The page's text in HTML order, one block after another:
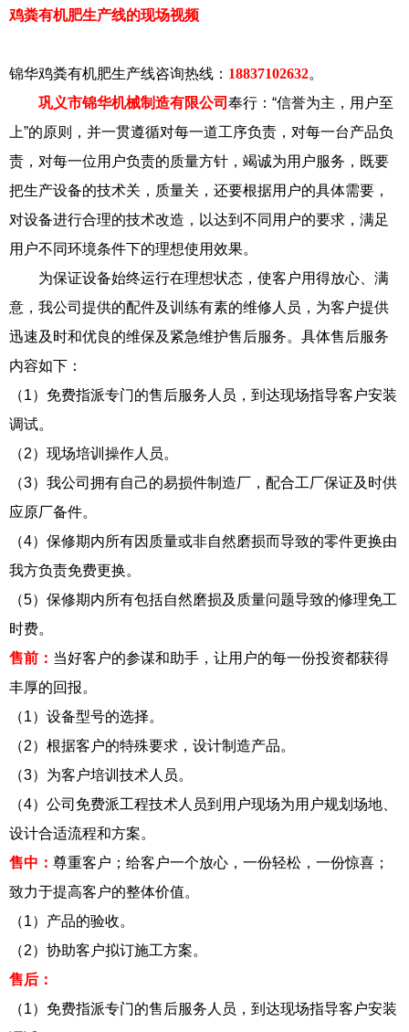
鸡粪有机肥生产线的现场视频
锦华鸡粪有机肥生产线咨询热线： 18837102632。
巩义市锦华机械制造有限公司 奉行：“信誉为主，用户至
上”的原则，并一贯遵循对每一道工序负责，对每一台产品负
责，对每一位用户负责的质量方针，竭诚为用户服务，既要
把生产设备的技术关，质量关，还要根据用户的具体需要，
对设备进行合理的技术改造，以达到不同用户的要求，满足
用户不同环境条件下的理想使用效果。
为保证设备始终运行在理想状态，使客户用得放心、满
意，我公司提供的配件及训练有素的维修人员，为客户提供
迅速及时和优良的维保及紧急维护售后服务。具体售后服务
内容如下：
（1）免费指派专门的售后服务人员，到达现场指导客户安装
调试。
（2）现场培训操作人员。
（3）我公司拥有自己的易损件制造厂，配合工厂保证及时供
应原厂备件。
（4）保修期内所有因质量或非自然磨损而导致的零件更换由
我方负责免费更换。
（5）保修期内所有包括自然磨损及质量问题导致的修理免工
时费。
售前： 当好客户的参谋和助手，让用户的每一份投资都获得
丰厚的回报。
（1）设备型号的选择。
（2）根据客户的特殊要求，设计制造产品。
（3）为客户培训技术人员。
（4）公司免费派工程技术人员到用户现场为用户规划场地、
设计合适流程和方案。
售中： 尊重客户；给客户一个放心，一份轻松，一份惊喜；
致力于提高客户的整体价值。
（1）产品的验收。
（2）协助客户拟订施工方案。
售后：
（1）免费指派专门的售后服务人员，到达现场指导客户安装